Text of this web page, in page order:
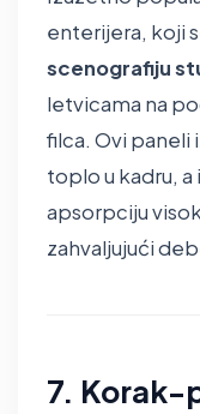
enterijera, koji
scenografiju
letvicama na
filca. Ovi paneli
toplo u kadru,
apsorpciju
zahvaljujući
7. Korak-